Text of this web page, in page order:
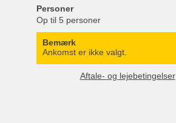
Personer
Op til 5 personer
Bemærk
Ankomst er ikke valgt.
Aftale- og lejebetingelser